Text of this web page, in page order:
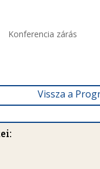
Konferencia zárás
Vissza a